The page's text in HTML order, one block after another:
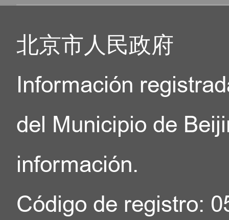
北京市人民政府
Información
del Municipio de
información.
Código de registro: